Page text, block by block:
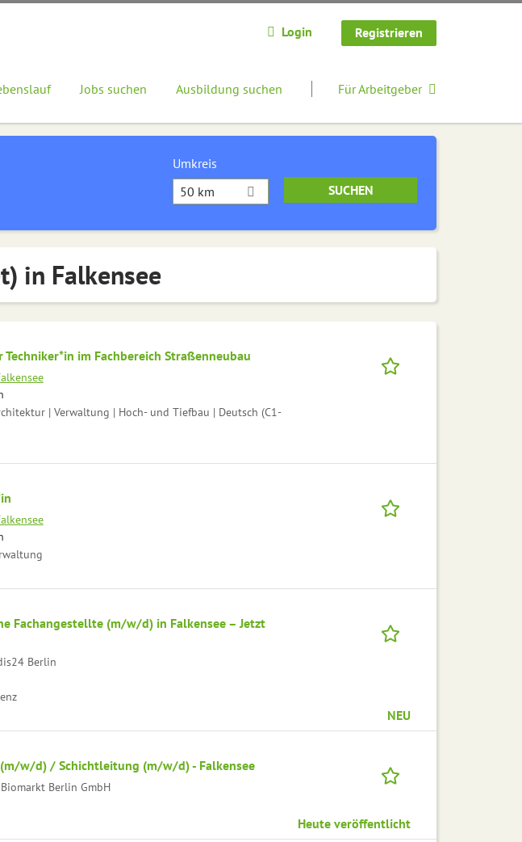
Login Registrieren
Jobs suchen Ausbildung suchen Für Arbeitgeber
Umkreis
50 km
in Falkensee
im Fachbereich Straßenneubau
| Verwaltung | Hoch- und Tiefbau | Deutsch (C1-
Fachangestellte (m/w/d) in Falkensee – Jetzt
Berlin
NEU
w/d) / Schichtleitung (m/w/d) - Falkensee
Berlin GmbH
Heute veröffentlicht